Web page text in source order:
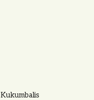
Kukumbalis